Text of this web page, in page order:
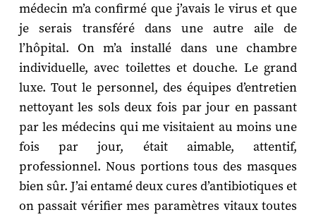
médecin m’a confirmé que j’avais le virus et que
je serais transféré dans une autre aile de
l’hôpital. On m’a installé dans une chambre
individuelle, avec toilettes et douche. Le grand
luxe. Tout le personnel, des équipes d’entretien
nettoyant les sols deux fois par jour en passant
par les médecins qui me visitaient au moins une
fois par jour, était aimable, attentif,
professionnel. Nous portions tous des masques
bien sûr. J’ai entamé deux cures d’antibiotiques et
on passait vérifier mes paramètres vitaux toutes